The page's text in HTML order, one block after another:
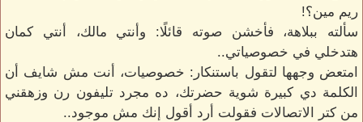
ريم مين؟!
سألته ببلاهة، فأخشن صوته قائلًا: وأنتي مالك، أنتي كمان
هتدخلي في خصوصياتي..
امتعض وجهها لتقول باستنكار: خصوصيات، أنت مش شايف أن
الكلمة دي كبيرة شوية حضرتك، ده مجرد تليفون رن وزهقني
من كتر الاتصالات فقولت أرد أقول إنك مش موجود..